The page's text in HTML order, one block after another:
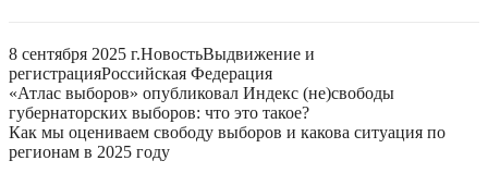
8 сентября 2025 г.НовостьВыдвижение и
регистрацияРоссийская Федерация
«Атлас выборов» опубликовал Индекс (не)свободы
губернаторских выборов: что это такое?
Как мы оцениваем свободу выборов и какова ситуация по
регионам в 2025 году